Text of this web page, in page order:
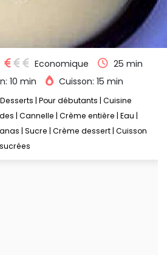
Economique
25 min
10 min
Cuisson: 15 min
Desserts Pour débutants Cuisine
Cannelle Crème entière Eau
Sucre Crème dessert Cuisson